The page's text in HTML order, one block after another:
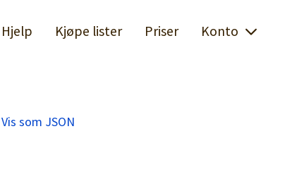
Hjelp Kjøpe lister Priser Konto
Vis som JSON